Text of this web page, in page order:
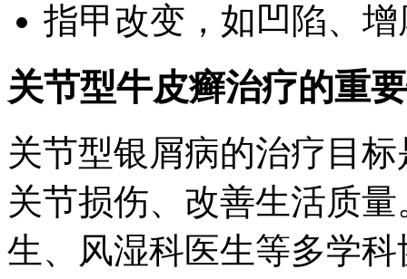
指甲改变，如凹陷、
关节型牛皮癣治疗的重
关节型银屑病的治疗目
关节损伤、改善生活质
生、风湿科医生等多学